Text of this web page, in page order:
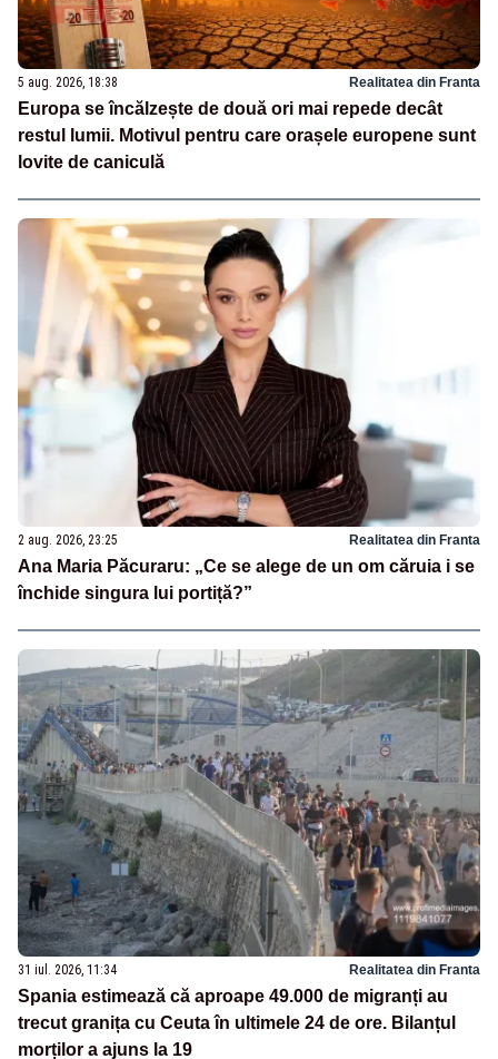
5 aug. 2026, 18:38 Realitatea din Franta
Europa se încălzește de două ori mai repede decât
restul lumii. Motivul pentru care orașele europene sunt
lovite de caniculă
2 aug. 2026, 23:25 Realitatea din Franta
Ana Maria Păcuraru: „Ce se alege de un om căruia i se
închide singura lui portiță?”
31 iul. 2026, 11:34 Realitatea din Franta
Spania estimează că aproape 49.000 de migranți au
trecut granița cu Ceuta în ultimele 24 de ore. Bilanțul
morților a ajuns la 19